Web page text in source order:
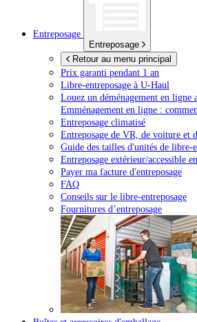
Entreposage
Entreposage
Retour au menu principal
Prix garanti pendant 1 an
Libre-entreposage à U-Haul
Louez un déménagement en ligne
Emménagement en ligne :
Entreposage climatisé
Entreposage de VR, de voiture et
Guide des tailles d'unités de libre-
Entreposage extérieur/accessible
Payer ma facture d'entreposage
FAQ
Conseils sur le libre-entreposage
Fournitures d’entreposage